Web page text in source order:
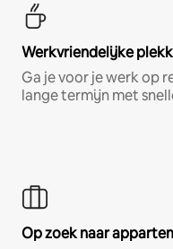
Werkvriendelijke
Ga je voor je werk op
lange termijn met
Op zoek naar